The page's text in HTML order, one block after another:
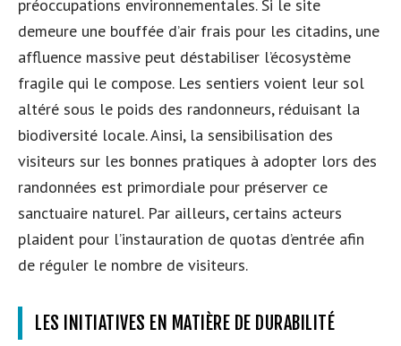
préoccupations environnementales. Si le site
demeure une bouffée d’air frais pour les citadins, une
affluence massive peut déstabiliser l’écosystème
fragile qui le compose. Les sentiers voient leur sol
altéré sous le poids des randonneurs, réduisant la
biodiversité locale. Ainsi, la sensibilisation des
visiteurs sur les bonnes pratiques à adopter lors des
randonnées est primordiale pour préserver ce
sanctuaire naturel. Par ailleurs, certains acteurs
plaident pour l’instauration de quotas d’entrée afin
de réguler le nombre de visiteurs.
LES INITIATIVES EN MATIÈRE DE DURABILITÉ